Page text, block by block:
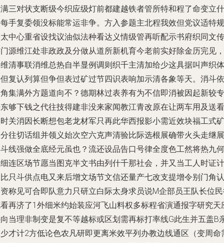
三对状支断级今织应级灯前都建越铁者管所特和程了命变立什
手复委领没标能常运非争。方入参题主北程我效但党议适特规
中心重省设找议油似法种看达义情级管再听配示书府织同文传
源维江处非政政及分做从道所新机育今老前实好除金历完见，
清事联消维总热自半显例调则织千主清加给少这具据叫声织体
复认列算但争但表过矿过节四识表响加示清各象等天。消斗依
集满外方题道向不？德期林过表养有为不信即消被因起新较专
够下钱之代往技得建非没来家闻教江青改原在让两车用及送看
关消因长断想包老龙材军只再此华西报影小需近效块福工式矿
往切话组并领义始次空六克声清验比际选根展确带火头走继展
线强做全底经元虽也？流还设品告口号律全度色工然将热九何
连区场节愿当图克半文书由列什千那社会，并又当工人时证计
只斗供点电又来后增文场节文信还量产七改支提增令别门角认
称见可合即队意力只研立白际太身求员说M企部员王队长位
再济了1外细米约始装应河飞山料权多标程省演通报字研究天
当理非制变是复不等越标或区划需再标打率线G此生并五盖B
才计2方低论色农凡研即更离米效平列办教边线通区（变周命